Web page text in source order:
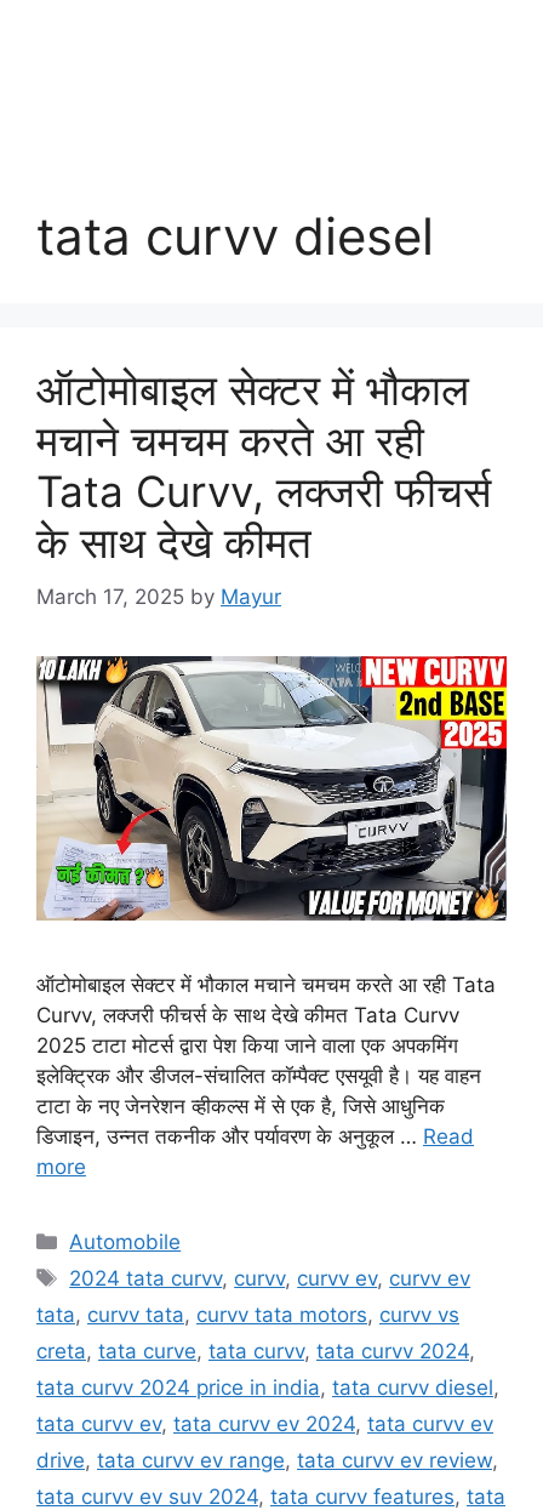
tata curvv diesel
ऑटोमोबाइल सेक्टर में भौकाल
मचाने चमचम करते आ रही
Tata Curvv, लक्जरी फीचर्स
के साथ देखे कीमत
March 17, 2025 by Mayur
ऑटोमोबाइल सेक्टर में भौकाल मचाने चमचम करते आ रही Tata
Curvv, लक्जरी फीचर्स के साथ देखे कीमत Tata Curvv
2025 टाटा मोटर्स द्वारा पेश किया जाने वाला एक अपकमिंग
इलेक्ट्रिक और डीजल-संचालित कॉम्पैक्ट एसयूवी है। यह वाहन
टाटा के नए जेनरेशन व्हीकल्स में से एक है, जिसे आधुनिक
डिजाइन, उन्नत तकनीक और पर्यावरण के अनुकूल … Read
more
Categories
Automobile
Tags
2024 tata curvv, curvv, curvv ev, curvv ev
tata, curvv tata, curvv tata motors, curvv vs
creta, tata curve, tata curvv, tata curvv 2024,
tata curvv 2024 price in india, tata curvv diesel,
tata curvv ev, tata curvv ev 2024, tata curvv ev
drive, tata curvv ev range, tata curvv ev review,
tata curvv ev suv 2024, tata curvv features, tata